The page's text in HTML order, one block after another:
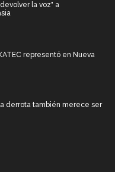
la voz" a
representó en Nueva
derrota también merece ser